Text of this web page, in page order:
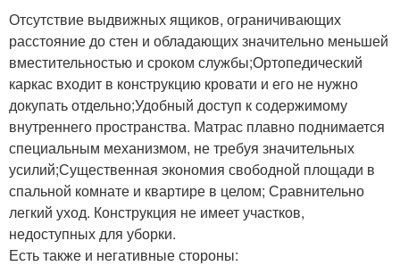
Отсутствие выдвижных ящиков, ограничивающих
расстояние до стен и обладающих значительно меньшей
вместительностью и сроком службы;Ортопедический
каркас входит в конструкцию кровати и его не нужно
докупать отдельно;Удобный доступ к содержимому
внутреннего пространства. Матрас плавно поднимается
специальным механизмом, не требуя значительных
усилий;Существенная экономия свободной площади в
спальной комнате и квартире в целом; Сравнительно
легкий уход. Конструкция не имеет участков,
недоступных для уборки.
Есть также и негативные стороны: